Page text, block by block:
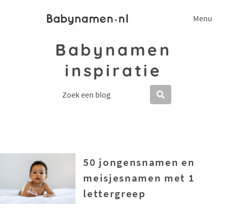
Menu
Babynamen
inspiratie
50 jongensnamen en
meisjesnamen met 1
lettergreep